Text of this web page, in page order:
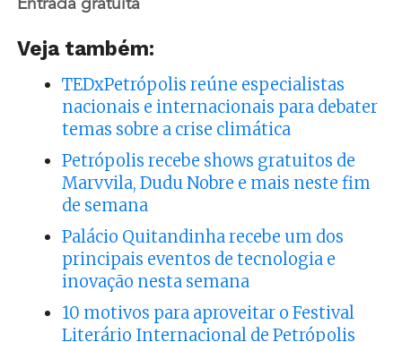
Entrada gratuita
Veja também:
TEDxPetrópolis reúne especialistas
nacionais e internacionais para debater
temas sobre a crise climática
Petrópolis recebe shows gratuitos de
Marvvila, Dudu Nobre e mais neste fim
de semana
Palácio Quitandinha recebe um dos
principais eventos de tecnologia e
inovação nesta semana
10 motivos para aproveitar o Festival
Literário Internacional de Petrópolis